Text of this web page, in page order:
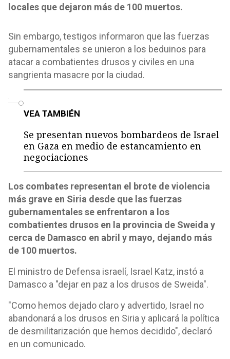
locales que dejaron más de 100 muertos.
Sin embargo, testigos informaron que las fuerzas
gubernamentales se unieron a los beduinos para
atacar a combatientes drusos y civiles en una
sangrienta masacre por la ciudad.
VEA TAMBIÉN
Se presentan nuevos bombardeos de Israel
en Gaza en medio de estancamiento en
negociaciones
Los combates representan el brote de violencia
más grave en Siria desde que las fuerzas
gubernamentales se enfrentaron a los
combatientes drusos en la provincia de Sweida y
cerca de Damasco en abril y mayo, dejando más
de 100 muertos.
El ministro de Defensa israelí, Israel Katz, instó a
Damasco a "dejar en paz a los drusos de Sweida".
"Como hemos dejado claro y advertido, Israel no
abandonará a los drusos en Siria y aplicará la política
de desmilitarización que hemos decidido", declaró
en un comunicado.